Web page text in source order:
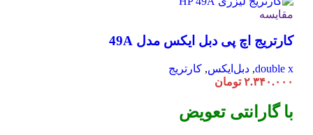
مقایسه
کارتریج اچ پی دبل ایکس مدل 49A
double x
, دبل‌ایکس, کارتریج
۲.۳۴۰.۰۰۰ تومان
با گارانتی تعویض